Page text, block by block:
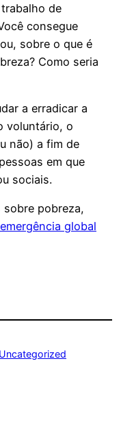
de
consegue
sobre o que é
Como seria
a erradicar a
voluntário, o
não) a fim de
em que
sociais.
sobre pobreza,
global
Uncategorized